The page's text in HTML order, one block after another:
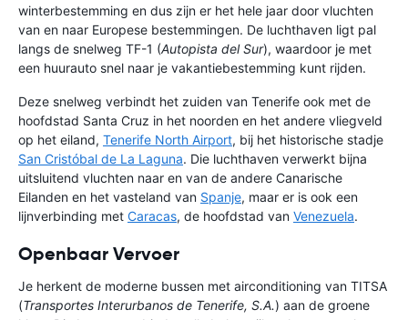
winterbestemming en dus zijn er het hele jaar door vluchten
van en naar Europese bestemmingen. De luchthaven ligt pal
langs de snelweg TF-1 (Autopista del Sur), waardoor je met
een huurauto snel naar je vakantiebestemming kunt rijden.
Deze snelweg verbindt het zuiden van Tenerife ook met de
hoofdstad Santa Cruz in het noorden en het andere vliegveld
op het eiland, Tenerife North Airport, bij het historische stadje
San Cristóbal de La Laguna. Die luchthaven verwerkt bijna
uitsluitend vluchten naar en van de andere Canarische
Eilanden en het vasteland van Spanje, maar er is ook een
lijnverbinding met Caracas, de hoofdstad van Venezuela.
Openbaar Vervoer
Je herkent de moderne bussen met airconditioning van TITSA
(Transportes Interurbanos de Tenerife, S.A.) aan de groene